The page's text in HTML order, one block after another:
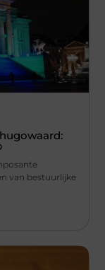
van bestuurlijke